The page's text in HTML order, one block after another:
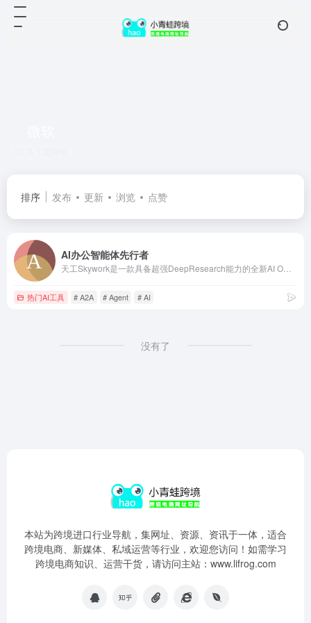
排序 发布 更新 浏览 点赞
AI办公智能体先行者
热门AI工具 # A2A # Agent # AI
没有了
本站为跨境进口行业导航，集网址、资源、资讯于一体，适合
跨境电商、新媒体、私域运营等行业，欢迎您访问！如需学习
跨境电商知识、运营干货，请访问主站：www.lifrog.com